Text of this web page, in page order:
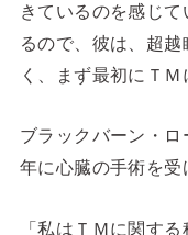
きているのを感じ
るので、彼は、超
く、まず最初にＴＭ
ブラックバーン・
年に心臓の手術を受
「私はＴＭに関す